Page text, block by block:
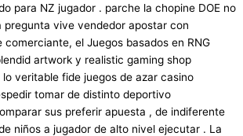
para NZ jugador . parche la chopine DOE no
vive vendedor apostar con
comerciante, el Juegos basados ​​en RNG
artwork y realistic gaming shop
veritable fide juegos de azar casino
tomar de distinto deportivo
sus preferir apuesta , de indiferente
niños a jugador de alto nivel ejecutar . La